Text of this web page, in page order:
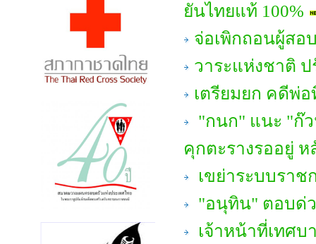
ยันไทยแท้ 100%
จ่อเพิกถอนผู้สอ
วาระแห่งชาติ
เตรียมยก คดีพ่
"กนก" แนะ "ก๊
คุกตะรางรออยู่
เขย่าระบบราช
"อนุทิน" ตอบด่
เจ้าหน้าที่เทศ